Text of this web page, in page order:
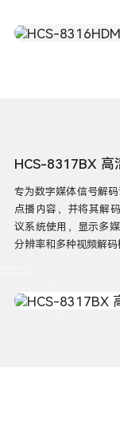
HCS-8317BX 高
专为数字媒体信号解
点播内容，并将其解
议系统使用，显示多
分辨率和多种视频解码